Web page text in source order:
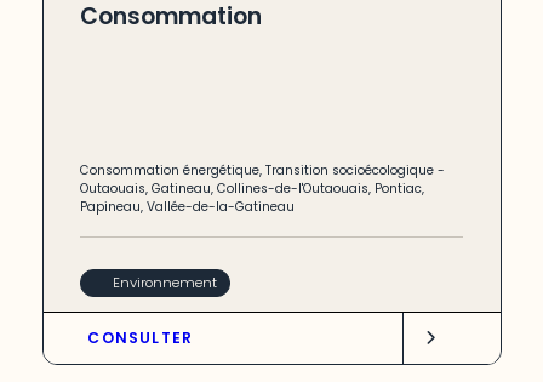
Consommation
Consommation énergétique,Transition socioécologique -
Outaouais,Gatineau,Collines-de-l'Outaouais, Pontiac,
Papineau,Vallée-de-la-Gatineau
Environnement
CONSULTER